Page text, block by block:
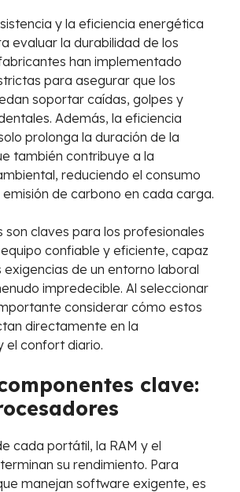
y la eficiencia energética
evaluar la durabilidad de los
han implementado
para asegurar que los
soportar caídas, golpes y
Además, la eficiencia
prolonga la duración de la
también contribuye a la
reduciendo el consumo
de carbono en cada carga.
son claves para los profesionales
confiable y eficiente, capaz
de un entorno laboral
impredecible. Al seleccionar
considerar cómo estos
directamente en la
el confort diario.
clave:
cada portátil, la RAM y el
su rendimiento. Para
manejan software exigente, es